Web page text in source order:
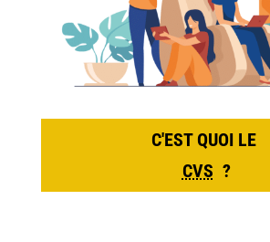
C'EST QUOI LE
CVS ?